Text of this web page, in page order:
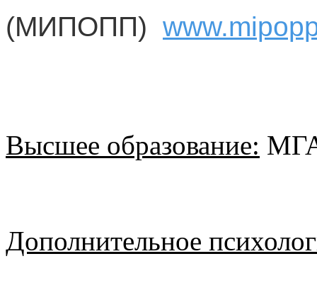
(МИПОПП)
Высшее образование:
Дополнительное